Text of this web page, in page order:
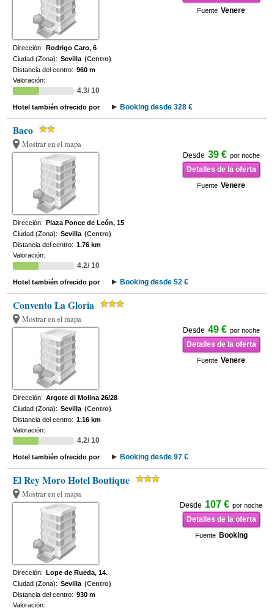
Fuente Venere
Dirección: Rodrigo Caro, 6
Ciudad (Zona): Sevilla (Centro)
Distancia del centro: 960 m
Valoración:
4.3/ 10
Hotel también ofrecido por Booking desde 328 €
Baco
Mostrar en el mapa
Desde 39 € por noche
Detalles de la oferta
Fuente Venere
Dirección: Plaza Ponce de León, 15
Ciudad (Zona): Sevilla (Centro)
Distancia del centro: 1.76 km
Valoración:
4.2/ 10
Hotel también ofrecido por Booking desde 52 €
Convento La Gloria
Mostrar en el mapa
Desde 49 € por noche
Detalles de la oferta
Fuente Venere
Dirección: Argote di Molina 26/28
Ciudad (Zona): Sevilla (Centro)
Distancia del centro: 1.16 km
Valoración:
4.2/ 10
Hotel también ofrecido por Booking desde 97 €
El Rey Moro Hotel Boutique
Mostrar en el mapa
Desde 107 € por noche
Detalles de la oferta
Fuente Booking
Dirección: Lope de Rueda, 14.
Ciudad (Zona): Sevilla (Centro)
Distancia del centro: 930 m
Valoración: